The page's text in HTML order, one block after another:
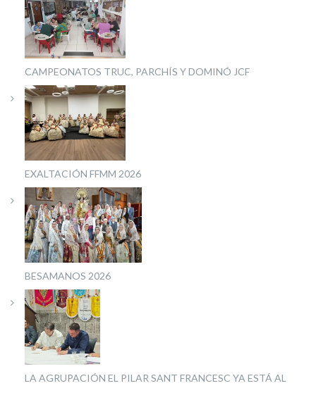
CAMPEONATOS TRUC, PARCHÍS Y DOMINÓ JCF
EXALTACIÓN FFMM 2026
BESAMANOS 2026
LA AGRUPACIÓN EL PILAR SANT FRANCESC YA ESTÁ AL